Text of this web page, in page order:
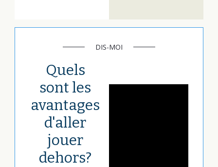
DIS-MOI
Quels
sont les
avantages
d'aller
jouer
dehors?